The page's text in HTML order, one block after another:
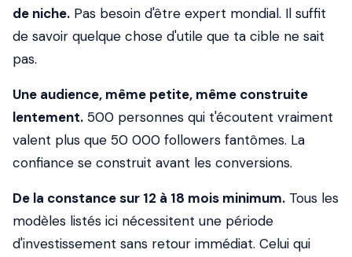
de niche. Pas besoin d'être expert mondial. Il suffit
de savoir quelque chose d'utile que ta cible ne sait
pas.
Une audience, même petite, même construite
lentement. 500 personnes qui t'écoutent vraiment
valent plus que 50 000 followers fantômes. La
confiance se construit avant les conversions.
De la constance sur 12 à 18 mois minimum. Tous les
modèles listés ici nécessitent une période
d'investissement sans retour immédiat. Celui qui